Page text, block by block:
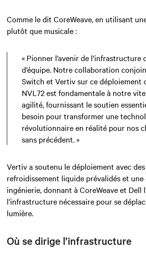
Comme le dit CoreWeave, en utilisant
plutôt que musicale :
« Pionner l’avenir de l’infrastructure
d’équipe. Notre collaboration
Switch et Vertiv sur ce déploiement
NVL72 est fondamentale à notre
agilité, fournissant le soutien
besoin pour transformer une
révolutionnaire en réalité pour nos
sans précédent. »
Vertiv a soutenu le déploiement avec
refroidissement liquide prévalidés et une
ingénierie, donnant à CoreWeave et Dell
l’infrastructure nécessaire pour se
lumière.
Où se dirige l’infrastructure